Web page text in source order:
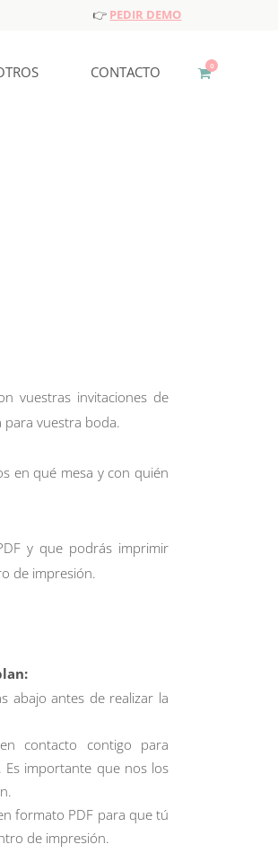
👉 PEDIR DEMO
0
CONTACTO
vuestras invitaciones de
para vuestra boda.
en qué mesa y con quién
y que podrás imprimir
de impresión.
abajo antes de realizar la
contacto contigo para
Es importante que nos los
formato PDF para que tú
de impresión.